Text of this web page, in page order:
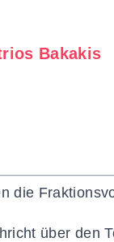
Bakakis
die
über den